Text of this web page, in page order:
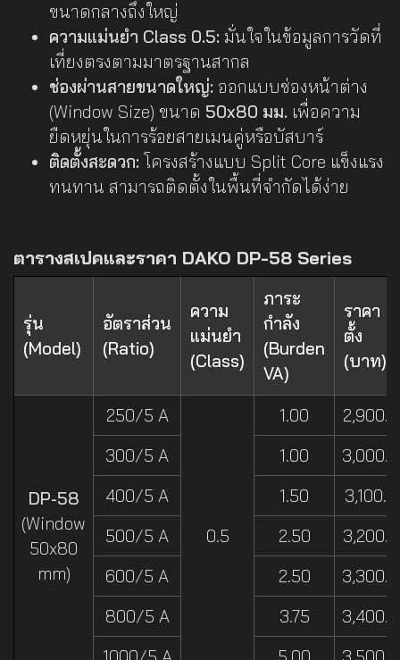
ขนาดกลางถึงใหญ่
ความแม่นยำ Class 0.5: มั่นใจในข้อมูลการวัดที่
เที่ยงตรงตามมาตรฐานสากล
ช่องผ่านสายขนาดใหญ่: ออกแบบช่องหน้าต่าง
(Window Size) ขนาด 50x80 มม. เพื่อความ
ยืดหยุ่นในการร้อยสายเมนคู่หรือบัสบาร์
ติดตั้งสะดวก: โครงสร้างแบบ Split Core แข็งแรง
ทนทาน สามารถติดตั้งในพื้นที่จำกัดได้ง่าย
ตารางสเปคและราคา DAKO DP-58 Series
รุ่น
(Model)
อัตราส่วน
(Ratio)
ความ
แม่นยำ
(Class)
ภาระ
กำลัง
(Burden
VA)
ราคา
ตั้ง
(บาท)
DP-58
(Window
50x80
mm)
250/5 A
0.5
1.00
2,900.-
300/5 A
1.00
3,000.-
400/5 A
1.50
3,100.-
500/5 A
2.50
3,200.-
600/5 A
2.50
3,300.-
800/5 A
3.75
3,400.-